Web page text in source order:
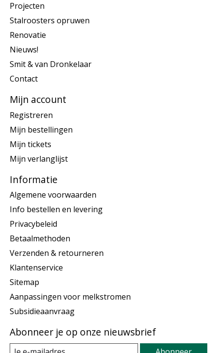
Projecten
Stalroosters opruwen
Renovatie
Nieuws!
Smit & van Dronkelaar
Contact
Mijn account
Registreren
Mijn bestellingen
Mijn tickets
Mijn verlanglijst
Informatie
Algemene voorwaarden
Info bestellen en levering
Privacybeleid
Betaalmethoden
Verzenden & retourneren
Klantenservice
Sitemap
Aanpassingen voor melkstromen
Subsidieaanvraag
Abonneer je op onze nieuwsbrief